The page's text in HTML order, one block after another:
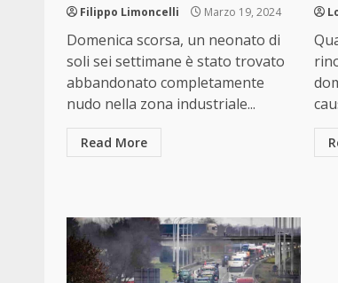
Filippo Limoncelli Marzo 19, 2024
Domenica scorsa, un neonato di
soli sei settimane è stato trovato
abbandonato completamente
nudo nella zona industriale...
Read More